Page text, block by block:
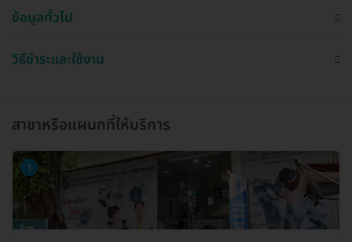
ข้อมูลทั่วไป
วิธีชำระและใช้งาน
สาขาหรือแผนกที่ให้บริการ
1